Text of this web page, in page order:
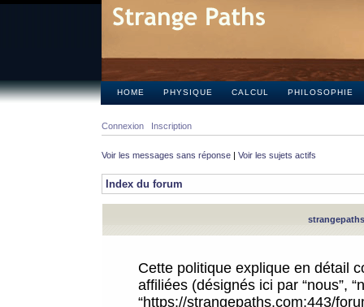
HOME PHYSIQUE CALCUL PHILOSOPHIE
Connexion Inscription
Voir les messages sans réponse | Voir les sujets actifs
Index du forum
Cette politique explique en détail
affiliées (désignés ici par “nous”,
“https://strangepaths.com:443/